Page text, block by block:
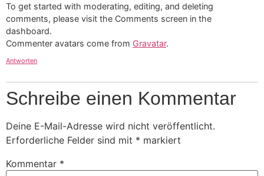
To get started with moderating, editing, and deleting
comments, please visit the Comments screen in the
dashboard.
Commenter avatars come from Gravatar.
Antworten
Schreibe einen Kommentar
Deine E-Mail-Adresse wird nicht veröffentlicht.
Erforderliche Felder sind mit * markiert
Kommentar *